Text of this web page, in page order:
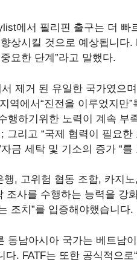
에서 필리핀 출구는 더
상시킬 것으로 예상됩니다
요한 단계”라고 말했다.
서 제거 된 유일한 국가였으
역에서“진전을 이루었지
행하기위한 노력이 계속
그리고 “국제 협력이 필요
금 세탁 및 기소의 증가 “를
행, 고위험 협동 조합, 카지
조사를 수행하는 능력을 강
조치”를 입증해야했습니다.
동남아시아 국가는 베트남
다. FATF는 또한 공식적으